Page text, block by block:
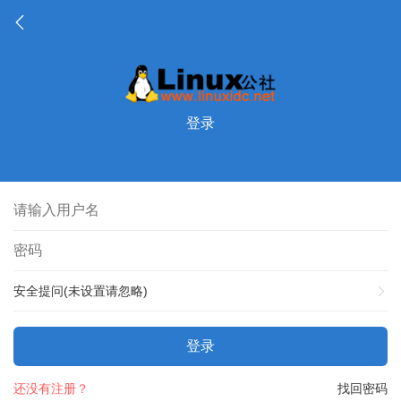
登录
安全提问(未设置请忽略)
登录
找回密码
还没有注册？